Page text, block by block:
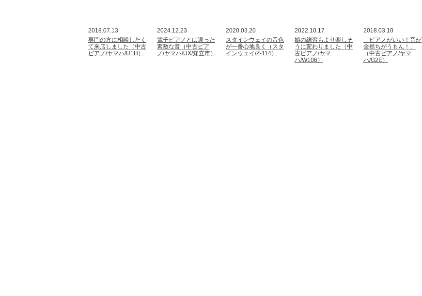
2018.07.13
専門の方に相談したく
て来店しました（中古
ピアノ/ヤマハ/U1H）
2024.12.23
電子ピアノとは違った
素敵な音（中古ピア
ノ/ヤマハ/UX/知立市）
2020.03.20
スタインウェイの音色
が一番心地良く（スタ
インウェイ/Z-114）
2022.10.17
娘の練習もより楽しそ
うに変わりました（中
古ピアノ/ヤマ
ハ/W106）
2018.03.10
「ピアノがいい！音が
全然ちがうもん！」
（中古ピアノ/ヤマ
ハ/G2E）